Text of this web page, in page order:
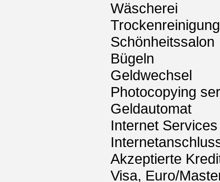
Wäscherei
Trockenreinigung
Schönheitssalon
Bügeln
Geldwechsel
Photocopying
Geldautomat
Internet Services
Akzeptierte
Visa, Euro/